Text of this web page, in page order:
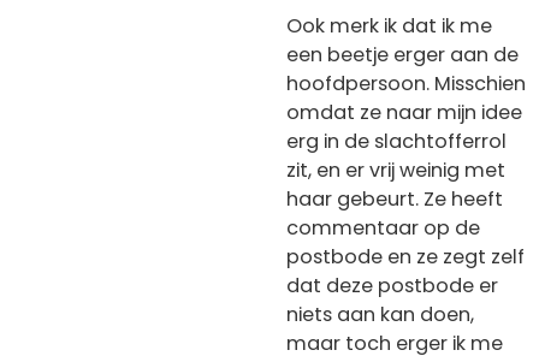
Ook merk ik dat ik me
een beetje erger aan de
hoofdpersoon. Misschien
omdat ze naar mijn idee
erg in de slachtofferrol
zit, en er vrij weinig met
haar gebeurt. Ze heeft
commentaar op de
postbode en ze zegt zelf
dat deze postbode er
niets aan kan doen,
maar toch erger ik me